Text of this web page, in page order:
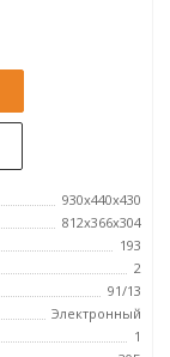
930x440x430
812x366x304
193
2
91/13
Электронный
1